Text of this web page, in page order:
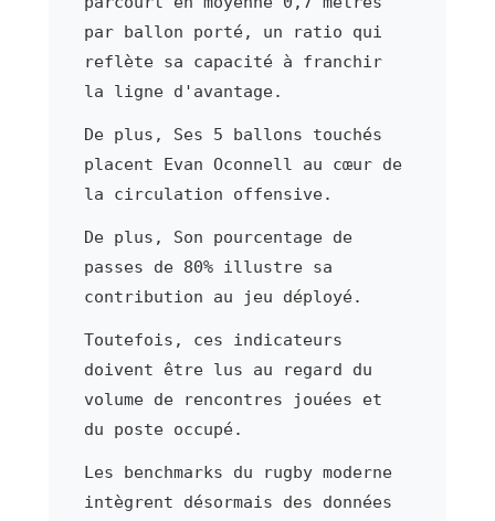
par ballon porté, un ratio qui
reflète sa capacité à franchir
la ligne d'avantage.
De plus, Ses 5 ballons touchés
placent Evan Oconnell au cœur de
la circulation offensive.
De plus, Son pourcentage de
passes de 80% illustre sa
contribution au jeu déployé.
Toutefois, ces indicateurs
doivent être lus au regard du
volume de rencontres jouées et
du poste occupé.
Les benchmarks du rugby moderne
intègrent désormais des données